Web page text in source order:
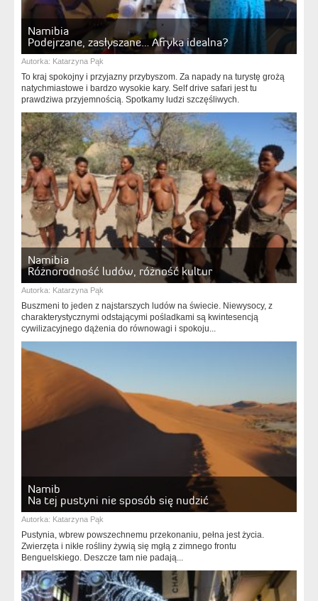
Namibia
Podejrzane, zasłyszane… Afryka idealna?
Autorka: Katarzyna Pąk
To kraj spokojny i przyjazny przybyszom. Za napady na turystę grożą
natychmiastowe i bardzo wysokie kary. Self drive safari jest tu
prawdziwa przyjemnością. Spotkamy ludzi szczęśliwych.
Namibia
Różnorodność ludów, różność kultur
Autorka: Katarzyna Pąk
Buszmeni to jeden z najstarszych ludów na świecie. Niewysocy, z
charakterystycznymi odstającymi pośladkami są kwintesencją
cywilizacyjnego dążenia do równowagi i spokoju...
Namib
Na tej pustyni nie sposób się nudzić
Autorka: Katarzyna Pąk
Pustynia, wbrew powszechnemu przekonaniu, pełna jest życia.
Zwierzęta i nikłe rośliny żywią się mgłą z zimnego frontu
Benguelskiego. Deszcze tam nie padają...